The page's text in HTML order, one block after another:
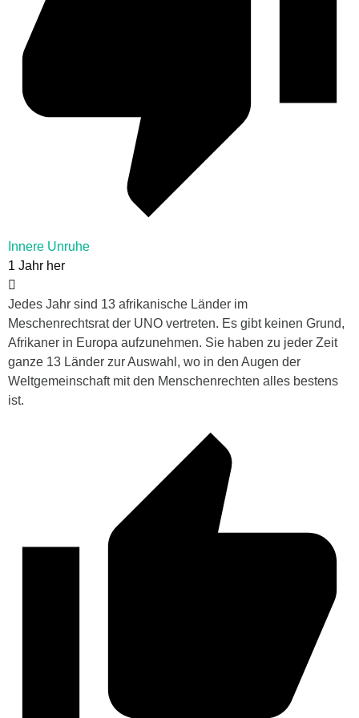
Innere Unruhe
1 Jahr her
Jedes Jahr sind 13 afrikanische Länder im
Meschenrechtsrat der UNO vertreten. Es gibt keinen Grund,
Afrikaner in Europa aufzunehmen. Sie haben zu jeder Zeit
ganze 13 Länder zur Auswahl, wo in den Augen der
Weltgemeinschaft mit den Menschenrechten alles bestens
ist.